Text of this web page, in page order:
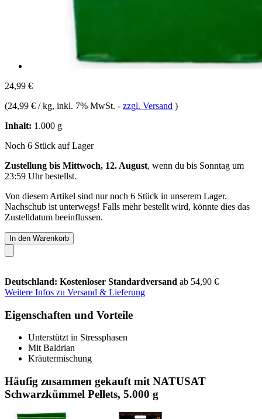
24,99 €
(24,99 € / kg, inkl. 7% MwSt. - zzgl. Versand )
Inhalt: 1.000 g
Noch 6 Stück auf Lager
Zustellung bis Mittwoch, 12. August, wenn du bis Sonntag um
23:59 Uhrbestellst.
Von diesem Artikel sind nur noch 6 Stück in unserem Lager.
Nachschub ist unterwegs! Falls mehr bestellt wird, könnte dies das
Zustelldatum beeinflussen.
In den Warenkorb
Deutschland: Kostenloser Standardversand ab 54,90 €
Weitere Infos zu Versand & Lieferung
Eigenschaften und Vorteile
Unterstützt in Stressphasen
Mit Baldrian
Kräutermischung
Häufig zusammen gekauft mit NATUSAT
Schwarzkümmel Pellets, 5.000 g